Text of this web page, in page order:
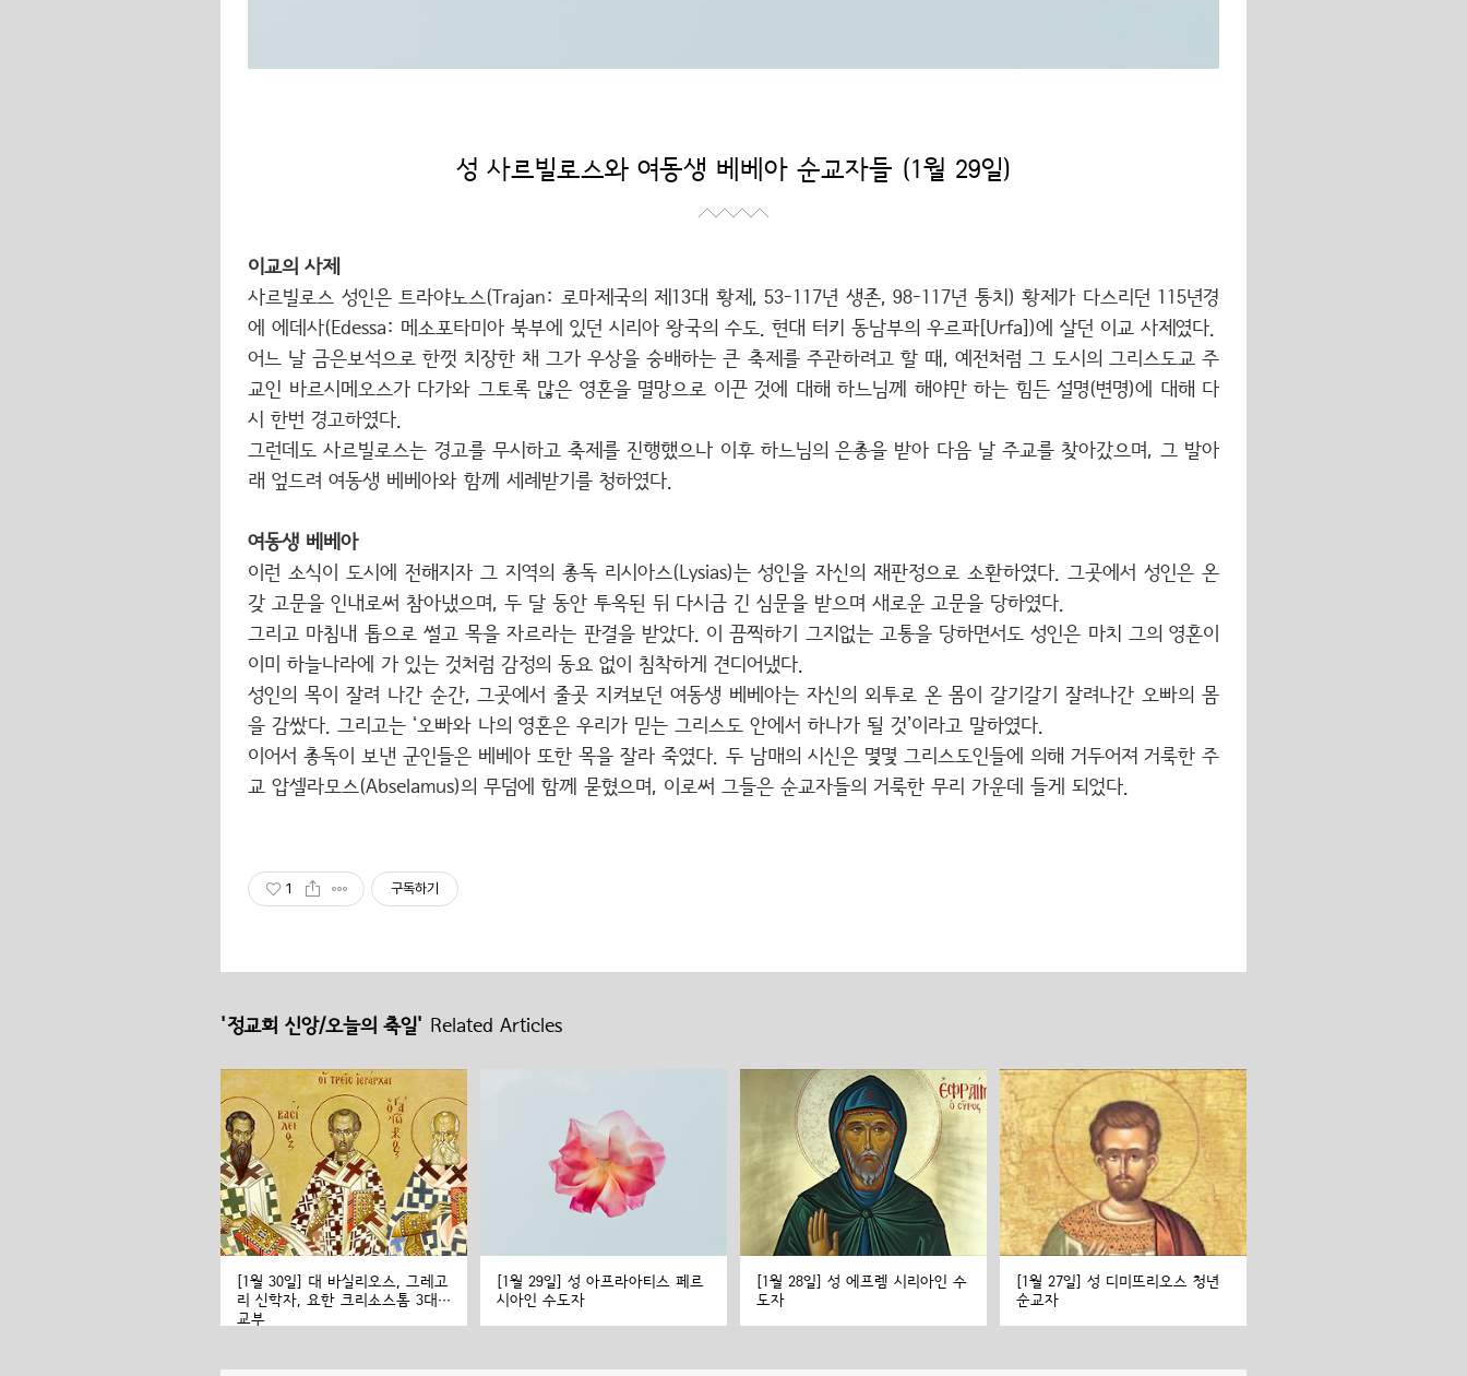
성 사르빌로스와 여동생 베베아 순교자들 (1월 29일)
이교의 사제
사르빌로스 성인은 트라야노스(Trajan: 로마제국의 제13대 황제, 53-117년 생존, 98-117년 통치) 황제가 다스리던 115년경
에 에데사(Edessa: 메소포타미아 북부에 있던 시리아 왕국의 수도. 현대 터키 동남부의 우르파[Urfa])에 살던 이교 사제였다.
어느 날 금은보석으로 한껏 치장한 채 그가 우상을 숭배하는 큰 축제를 주관하려고 할 때, 예전처럼 그 도시의 그리스도교 주
교인 바르시메오스가 다가와 그토록 많은 영혼을 멸망으로 이끈 것에 대해 하느님께 해야만 하는 힘든 설명(변명)에 대해 다
시 한번 경고하였다.
그런데도 사르빌로스는 경고를 무시하고 축제를 진행했으나 이후 하느님의 은총을 받아 다음 날 주교를 찾아갔으며, 그 발아
래 엎드려 여동생 베베아와 함께 세례받기를 청하였다.
여동생 베베아
이런 소식이 도시에 전해지자 그 지역의 총독 리시아스(Lysias)는 성인을 자신의 재판정으로 소환하였다. 그곳에서 성인은 온
갖 고문을 인내로써 참아냈으며, 두 달 동안 투옥된 뒤 다시금 긴 심문을 받으며 새로운 고문을 당하였다.
그리고 마침내 톱으로 썰고 목을 자르라는 판결을 받았다. 이 끔찍하기 그지없는 고통을 당하면서도 성인은 마치 그의 영혼이
이미 하늘나라에 가 있는 것처럼 감정의 동요 없이 침착하게 견디어냈다.
성인의 목이 잘려 나간 순간, 그곳에서 줄곳 지켜보던 여동생 베베아는 자신의 외투로 온 몸이 갈기갈기 잘려나간 오빠의 몸
을 감쌌다. 그리고는 ‘오빠와 나의 영혼은 우리가 믿는 그리스도 안에서 하나가 될 것’이라고 말하였다.
이어서 총독이 보낸 군인들은 베베아 또한 목을 잘라 죽였다. 두 남매의 시신은 몇몇 그리스도인들에 의해 거두어져 거룩한 주
교 압셀라모스(Abselamus)의 무덤에 함께 묻혔으며, 이로써 그들은 순교자들의 거룩한 무리 가운데 들게 되었다.
1 구독하기
'정교회 신앙/오늘의 축일' Related Articles
[1월 30일] 대 바실리오스, 그레고
리 신학자, 요한 크리소스톰 3대
교부
[1월 29일] 성 아프라아티스 페르
시아인 수도자
[1월 28일] 성 에프렘 시리아인 수
도자
[1월 27일] 성 디미뜨리오스 청년
순교자